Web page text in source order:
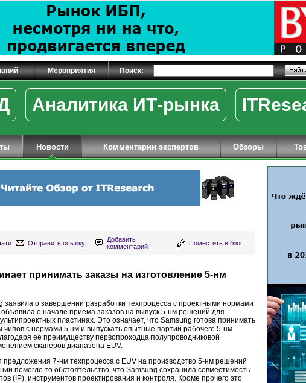
Мероприятия Поиск:
Аналитика ИТ-рынка
Новости Комментарии экспертов Обзоры
Отправить ссылку
Добавить
комментарий
Поместить в блог
принимать заказы на изготовление 5-нм
заявила о завершении разработки техпроцесса с проектными нормами
объявила о начале приёма заказов на выпуск 5-нм решений для
пластинах. Это означает, что Samsung готова принимать
с нормами 5 нм и выпускать опытные партии рабочего 5-нм
её преимуществу первопроходца полупроводниковой
сканеров диапазона EUV.
предложения 7-нм техпроцесса с EUV на производство 5-нм решений
помогло то обстоятельство, что Samsung сохранила совместимость
(IP), инструментов проектирования и контроля. Кроме прочего это